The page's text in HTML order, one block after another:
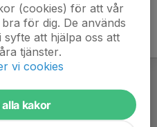
(cookies) för att vår
för dig. De används
att hjälpa oss att
tjänster.
vi cookies
kakor